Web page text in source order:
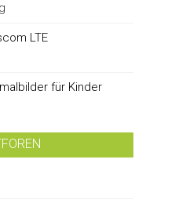
LTE
für Kinder